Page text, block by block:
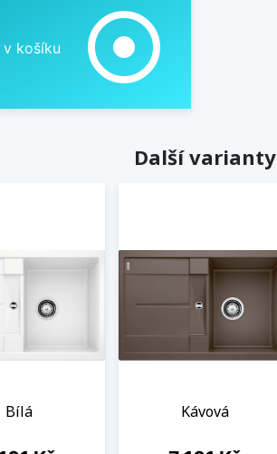
košíku
adjust
Další varianty
Bílá Kávová